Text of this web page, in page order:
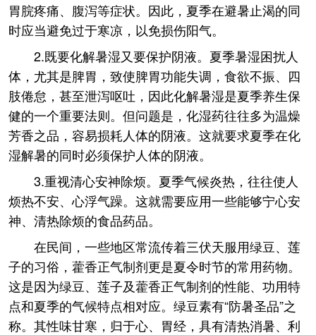
胃脘疼痛、腹泻等症状。因此，夏季在避暑止渴的同
时应当避免过于寒凉，以免损伤阳气。
2.既要化解暑湿又要保护阴液。夏季暑湿困扰人
体，尤其是脾胃，致使脾胃功能失调，食欲不振、四
肢倦怠，甚至泄泻呕吐，因此化解暑湿是夏季养生保
健的一个重要法则。但问题是，化湿药往往多为温燥
芳香之品，容易损耗人体的阴液。这就要求夏季在化
湿解暑的同时必须保护人体的阴液。
3.重视清心安神除烦。夏季气候炎热，往往使人
烦热不安、心浮气躁。这就需要应用一些能够宁心安
神、清热除烦的食品药品。
在民间，一些地区常流传着三伏天服用绿豆、莲
子的习俗，藿香正气制剂更是夏令时节的常用药物。
这是因为绿豆、莲子及藿香正气制剂的性能、功用特
点和夏季的气候特点相对应。绿豆素有“防暑圣品”之
称。其性味甘寒，归于心、胃经，具有清热消暑、利